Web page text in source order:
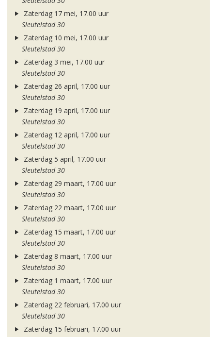
Zaterdag 17 mei, 17.00 uur
Sleutelstad 30
Zaterdag 10 mei, 17.00 uur
Sleutelstad 30
Zaterdag 3 mei, 17.00 uur
Sleutelstad 30
Zaterdag 26 april, 17.00 uur
Sleutelstad 30
Zaterdag 19 april, 17.00 uur
Sleutelstad 30
Zaterdag 12 april, 17.00 uur
Sleutelstad 30
Zaterdag 5 april, 17.00 uur
Sleutelstad 30
Zaterdag 29 maart, 17.00 uur
Sleutelstad 30
Zaterdag 22 maart, 17.00 uur
Sleutelstad 30
Zaterdag 15 maart, 17.00 uur
Sleutelstad 30
Zaterdag 8 maart, 17.00 uur
Sleutelstad 30
Zaterdag 1 maart, 17.00 uur
Sleutelstad 30
Zaterdag 22 februari, 17.00 uur
Sleutelstad 30
Zaterdag 15 februari, 17.00 uur